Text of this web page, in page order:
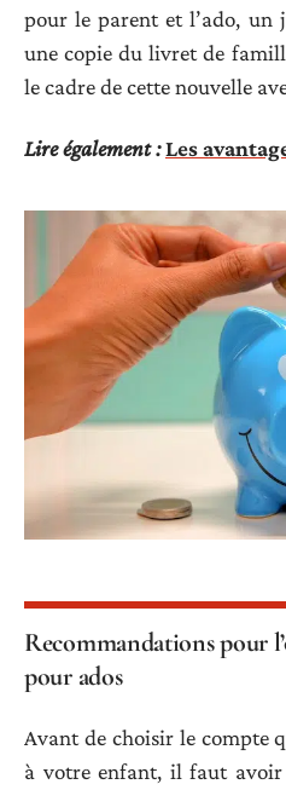
pour le parent et l’ado,
une copie du livret de
le cadre de cette nouvelle
Lire également :Les
Recommandations pour
pour ados
Avant de choisir le compte
à votre enfant, il faut avoir